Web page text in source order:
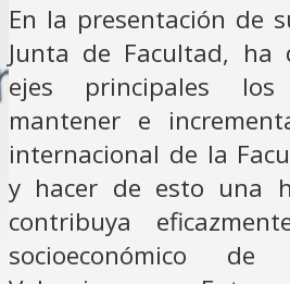
En la presentación de
Junta de Facultad, ha
ejes principales
mantener e
internacional de la
y hacer de esto una
contribuya
socioeconómico